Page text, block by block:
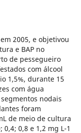
2005, e objetivou
e BAP no
de pessegueiro
com álcool
1,5%, durante 15
com água
nodais
foram
de meio de cultura
0,8 e 1,2 mg L-1